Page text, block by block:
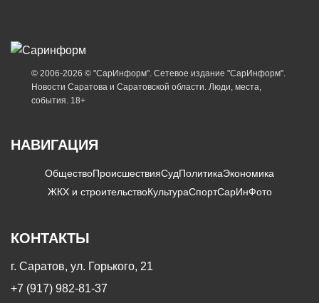
© 2006-2026 © "СарИнформ". Сетевое издание "СарИнформ".
Новости Саратова и Саратовской области. Люди, места,
события. 18+
НАВИГАЦИЯ
ОбществоПроисшествияСудПолитикаЭкономика
ЖКХ и строительствоКультураСпортСарИнФото
КОНТАКТЫ
г. Саратов, ул. Горького, 21
+7 (917) 982-81-37